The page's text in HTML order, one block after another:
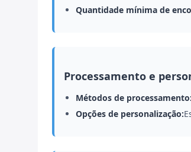
Quantidade mínima de
Processamento e
Métodos de processamento:
Opções de personalização: